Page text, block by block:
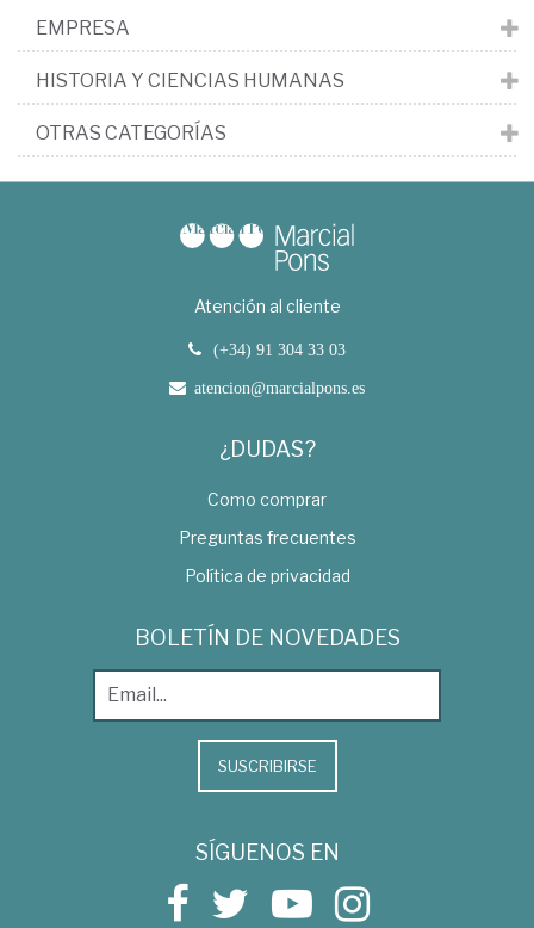
EMPRESA
HISTORIA Y CIENCIAS HUMANAS
OTRAS CATEGORÍAS
Atención al cliente
(+34) 91 304 33 03
atencion@marcialpons.es
¿DUDAS?
Como comprar
Preguntas frecuentes
Política de privacidad
BOLETÍN DE NOVEDADES
SUSCRIBIRSE
SÍGUENOS EN